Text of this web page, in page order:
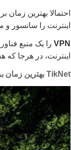
احتمالا بهترین زمان
اینترنت را سانسور
VPN را یک منبع
اینترنت، در هرجا
TikNet بهترین زمان برای استفاده از VPN است